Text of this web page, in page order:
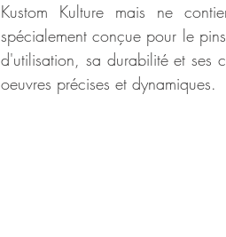
Kustom Kulture mais ne
spécialement conçue pour le
d'utilisation, sa durabilité et ses
oeuvres précises et dynamiques.